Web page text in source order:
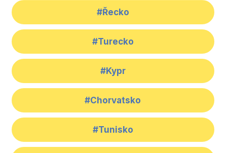
#Řecko
#Turecko
#Kypr
#Chorvatsko
#Tunisko